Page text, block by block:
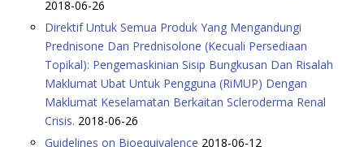
2018-06-26
Direktif Untuk Semua Produk Yang Mengandungi
Prednisone Dan Prednisolone (Kecuali Persediaan
Topikal): Pengemaskinian Sisip Bungkusan Dan Risalah
Maklumat Ubat Untuk Pengguna (RiMUP) Dengan
Maklumat Keselamatan Berkaitan Scleroderma Renal
Crisis. 2018-06-26
Guidelines on Bioequivalence 2018-06-12